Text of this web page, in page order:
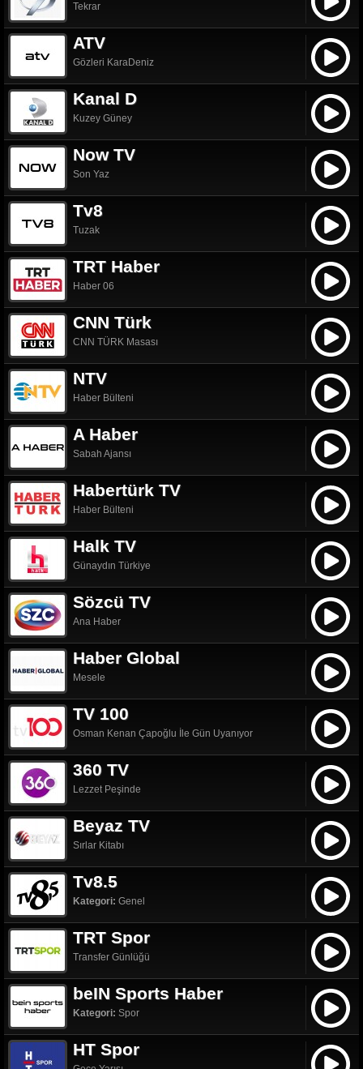
Tekrar
ATV
Gözleri KaraDeniz
Kanal D
Kuzey Güney
Now TV
Son Yaz
Tv8
Tuzak
TRT Haber
Haber 06
CNN Türk
CNN TÜRK Masası
NTV
Haber Bülteni
A Haber
Sabah Ajansı
Habertürk TV
Haber Bülteni
Halk TV
Günaydın Türkiye
Sözcü TV
Ana Haber
Haber Global
Mesele
TV 100
Osman Kenan Çapoğlu İle Gün Uyanıyor
360 TV
Lezzet Peşinde
Beyaz TV
Sırlar Kitabı
Tv8.5
Kategori: Genel
TRT Spor
Transfer Günlüğü
beIN Sports Haber
Kategori: Spor
HT Spor